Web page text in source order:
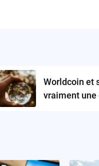
Worldcoin et
vraiment une